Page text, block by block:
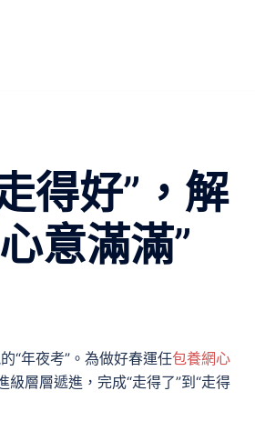
得好”，解
意滿滿”
“年夜考”。為做好春運任包養網心
級層層遞進，完成“走得了”到“走得